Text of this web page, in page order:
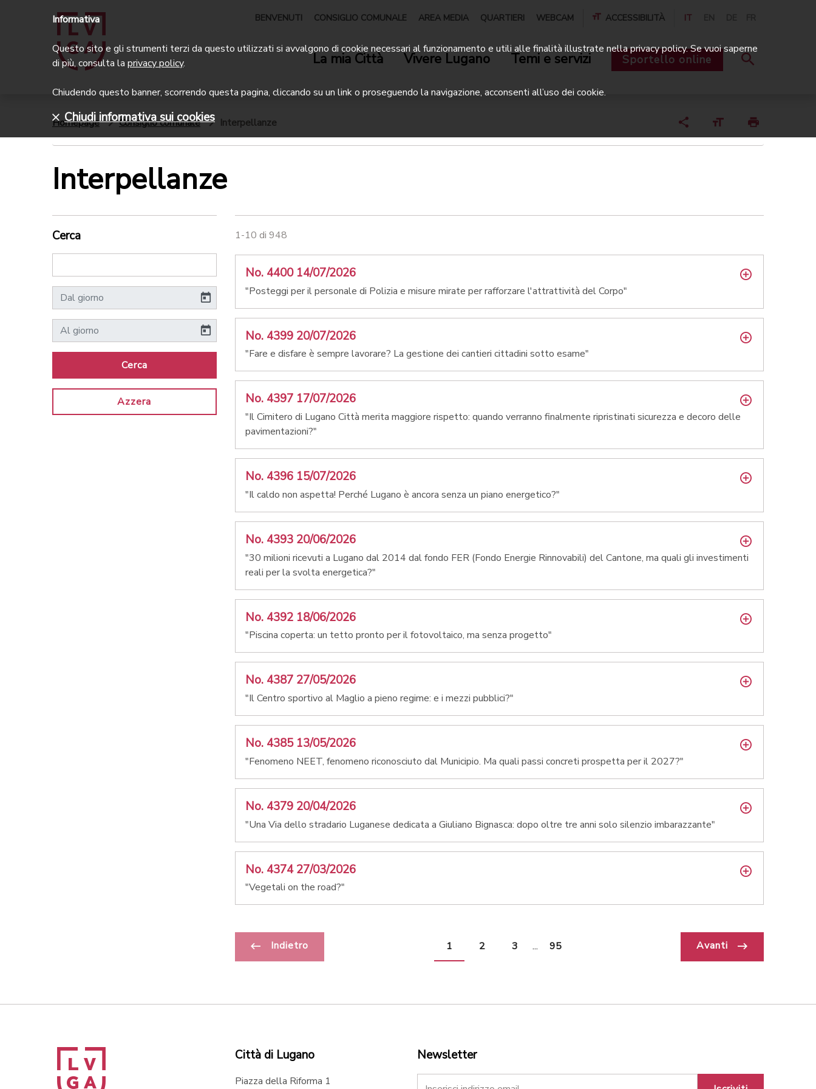
BENVENUTI CONSIGLIO COMUNALE AREA MEDIA QUARTIERI WEBCAM ACCESSIBILITÀ IT
La mia Città Vivere Lugano Temi e servizi Sportello online
Homepage Consiglio comunale Interpellanze
Interpellanze
Cerca
Cerca
Azzera
1-10 di 948
No. 4400 14/07/2026
"Posteggi per il personale di Polizia e misure mirate per rafforzare l'attrattività del Corpo"
No. 4399 20/07/2026
"Fare e disfare è sempre lavorare? La gestione dei cantieri cittadini sotto esame"
No. 4397 17/07/2026
"Il Cimitero di Lugano Città merita maggiore rispetto: quando verranno finalmente ripristinati sicurezza e decoro delle
pavimentazioni?"
No. 4396 15/07/2026
"Il caldo non aspetta! Perché Lugano è ancora senza un piano energetico?"
No. 4393 20/06/2026
"30 milioni ricevuti a Lugano dal 2014 dal fondo FER (Fondo Energie Rinnovabili) del Cantone, ma quali gli investimenti
reali per la svolta energetica?"
No. 4392 18/06/2026
"Piscina coperta: un tetto pronto per il fotovoltaico, ma senza progetto"
No. 4387 27/05/2026
"Il Centro sportivo al Maglio a pieno regime: e i mezzi pubblici?"
No. 4385 13/05/2026
"Fenomeno NEET, fenomeno riconosciuto dal Municipio. Ma quali passi concreti prospetta per il 2027?"
No. 4379 20/04/2026
"Una Via dello stradario Luganese dedicata a Giuliano Bignasca: dopo oltre tre anni solo silenzio imbarazzante"
No. 4374 27/03/2026
"Vegetali on the road?"
Indietro 1 2 3 ... 95 Avanti
Città di Lugano
Piazza della Riforma 1
Newsletter
Informativa
Questo sito e gli strumenti terzi da questo utilizzati si avvalgono di cookie necessari al funzionamento e utili alle finalità illustrate nella privacy policy. Se vuoi saperne
di più, consulta la privacy policy.
Chiudendo questo banner, scorrendo questa pagina, cliccando su un link o proseguendo la navigazione, acconsenti all’uso dei cookie.
Chiudi informativa sui cookies